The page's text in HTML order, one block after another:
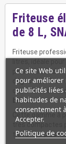
Friteuse
de 8 L,
Friteuse
pour réaliser de
dégustées.
chauffe et
barres.
Cette gamme à
très compactes
travail les plus
Ce site Web
pour améliorer
publicités liées
habitudes de
consentement
Accepter.
Politique de